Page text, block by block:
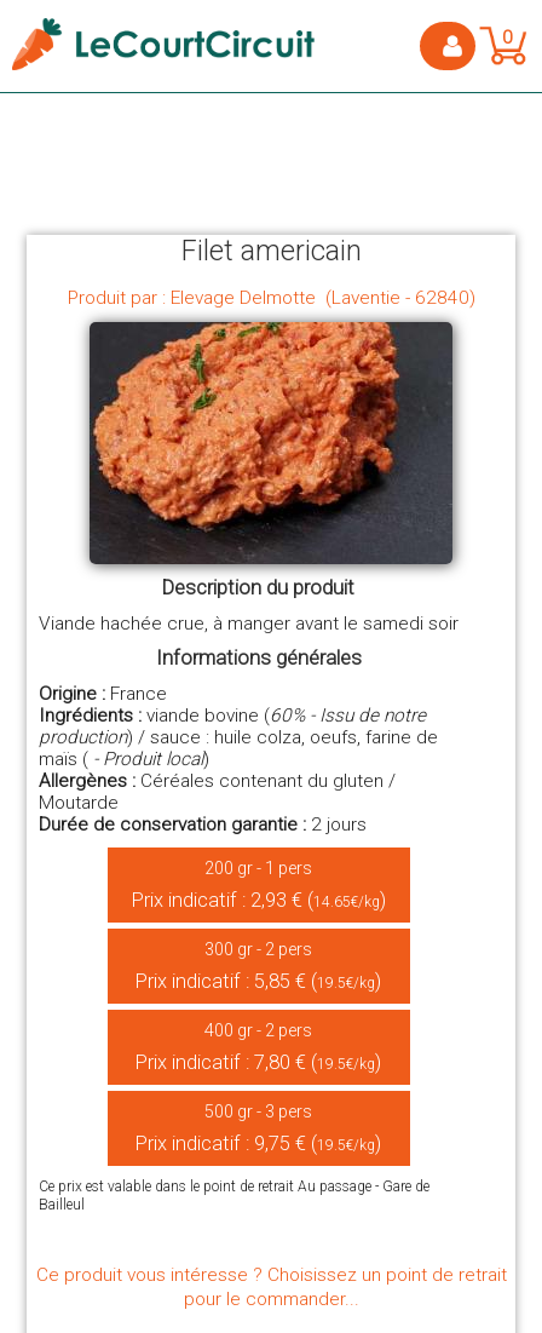
0
Filet americain
Produit par : Elevage Delmotte (Laventie - 62840)
Description du produit
Viande hachée crue, à manger avant le samedi soir
Informations générales
Origine : France
Ingrédients : viande bovine (60% - Issu de notre
production) / sauce : huile colza, oeufs, farine de
maïs ( - Produit local)
Allergènes : Céréales contenant du gluten /
Moutarde
Durée de conservation garantie : 2 jours
200 gr - 1 pers
Prix indicatif : 2,93 € (14.65€/kg)
300 gr - 2 pers
Prix indicatif : 5,85 € (19.5€/kg)
400 gr - 2 pers
Prix indicatif : 7,80 € (19.5€/kg)
500 gr - 3 pers
Prix indicatif : 9,75 € (19.5€/kg)
Ce prix est valable dans le point de retrait Au passage - Gare de
Bailleul
Ce produit vous intéresse ? Choisissez un point de retrait
pour le commander...